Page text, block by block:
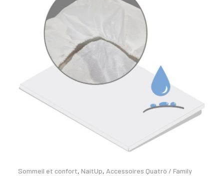
Sommeil et confort, NaitUp, Accessoires Quatrö / Family